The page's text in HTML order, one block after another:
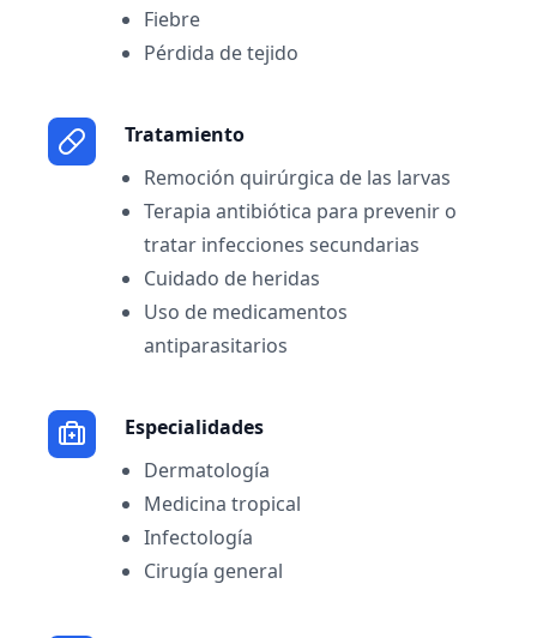
Fiebre
Pérdida de tejido
Tratamiento
Remoción quirúrgica de las larvas
Terapia antibiótica para prevenir o
tratar infecciones secundarias
Cuidado de heridas
Uso de medicamentos
antiparasitarios
Especialidades
Dermatología
Medicina tropical
Infectología
Cirugía general